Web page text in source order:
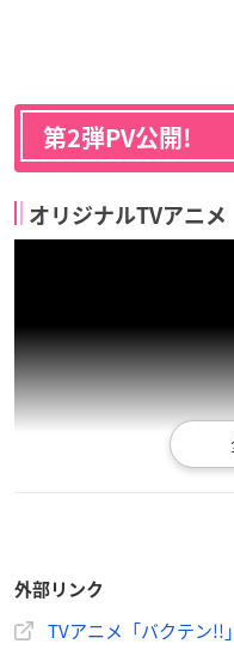
第2弾PV公開!
オリジナルTVアニ
ライバル校の登場やアオ高
外部リンク
TVアニメ「バクテン!!」